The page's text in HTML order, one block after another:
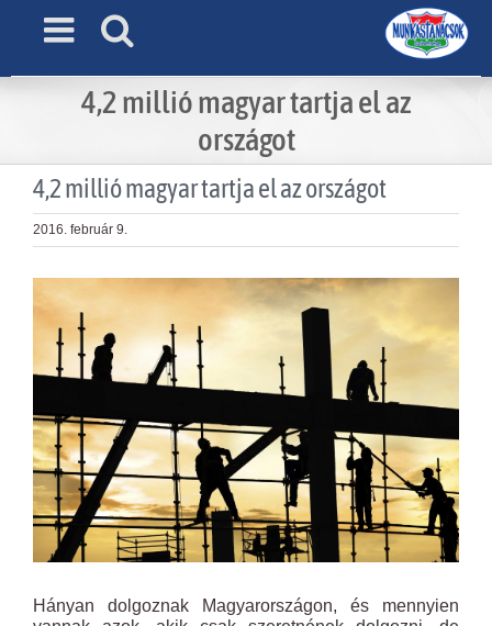
4,2 millió magyar tartja el az
országot
4,2 millió magyar tartja el az országot
2016. február 9.
Larger
Image
Hányan dolgoznak Magyarországon, és mennyien